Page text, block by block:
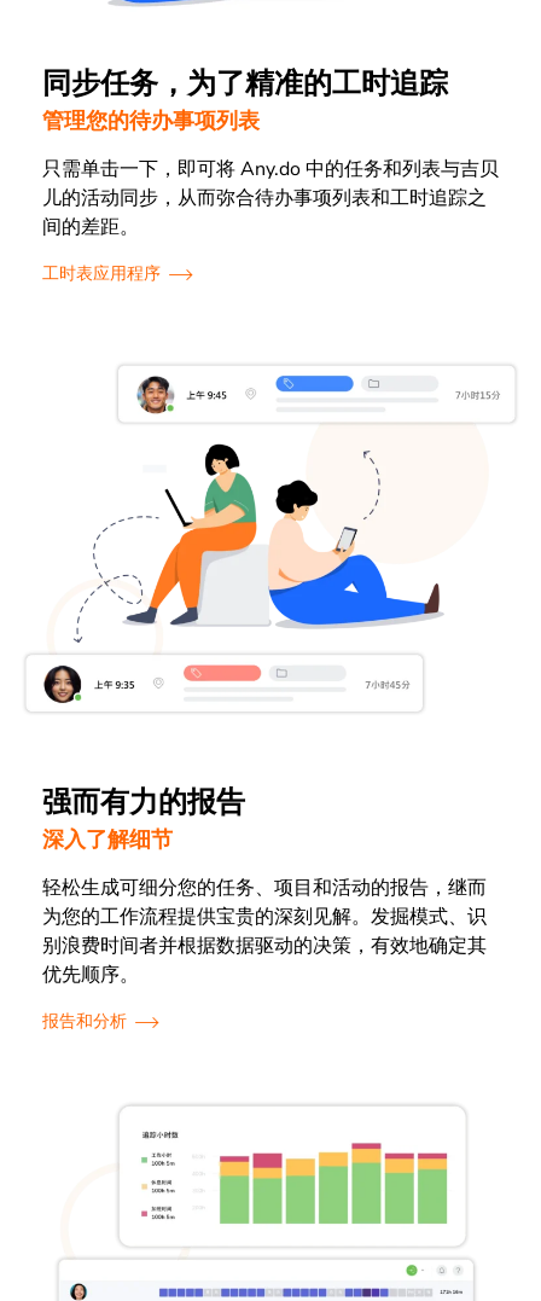
同步任务，为了精准的工时追踪
管理您的待办事项列表
只需单击一下，即可将 Any.do 中的任务和列表与吉贝
儿的活动同步，从而弥合待办事项列表和工时追踪之
间的差距。
工时表应用程序
强而有力的报告
深入了解细节
轻松生成可细分您的任务、项目和活动的报告，继而
为您的工作流程提供宝贵的深刻见解。发掘模式、识
别浪费时间者并根据数据驱动的决策，有效地确定其
优先顺序。
报告和分析